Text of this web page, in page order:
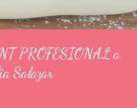
PROFESIONAL a
Salazar